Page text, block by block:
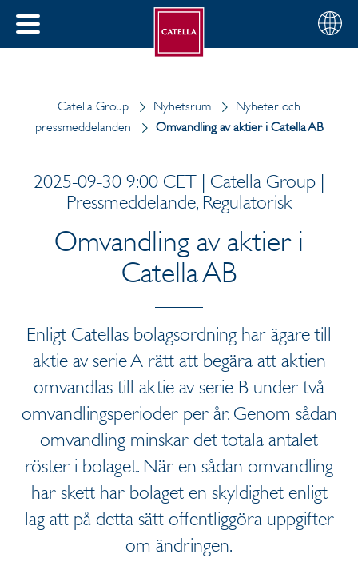
STÄNG
Välj
din
Svenska
Catella Group Nyhetsrum
Nyheter och
pressmeddelanden
Omvandling av aktier i Catella AB
2025-09-30 9:00 CET | Catella Group |
Pressmeddelande, Regulatorisk
Omvandling av aktier i
Catella AB
Enligt Catellas bolagsordning har ägare till
aktie av serie A rätt att begära att aktien
omvandlas till aktie av serie B under två
omvandlingsperioder per år. Genom sådan
omvandling minskar det totala antalet
röster i bolaget. När en sådan omvandling
har skett har bolaget en skyldighet enligt
lag att på detta sätt offentliggöra uppgifter
om ändringen.